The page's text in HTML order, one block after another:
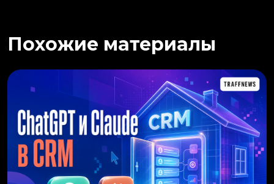
Похожие материалы